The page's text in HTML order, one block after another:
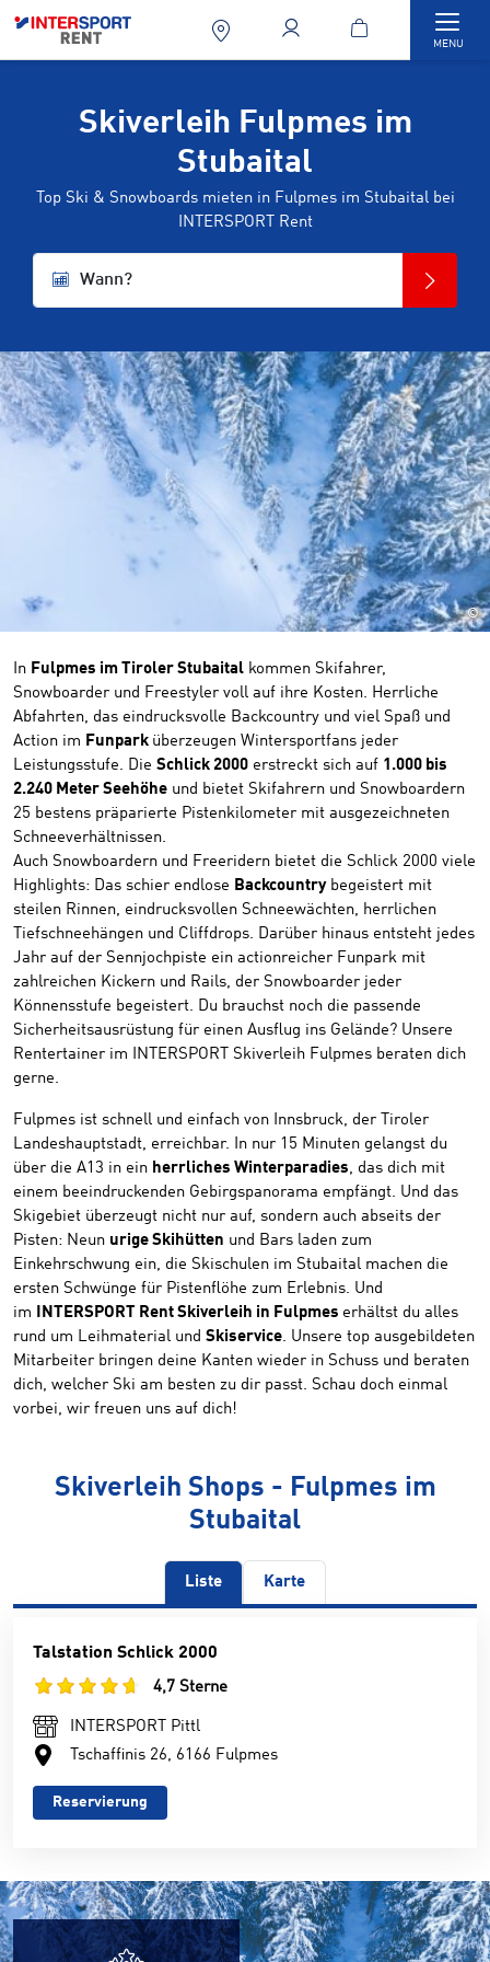
MENU
Skiverleih Fulpmes im
Stubaital
Top Ski & Snowboards mieten in Fulpmes im Stubaital bei
INTERSPORT Rent
Wann?
©
In Fulpmes im Tiroler Stubaital kommen Skifahrer,
Snowboarder und Freestyler voll auf ihre Kosten. Herrliche
Abfahrten, das eindrucksvolle Backcountry und viel Spaß und
Action im Funpark überzeugen Wintersportfans jeder
Leistungsstufe. Die Schlick 2000 erstreckt sich auf 1.000 bis
2.240 Meter Seehöhe und bietet Skifahrern und Snowboardern
25 bestens präparierte Pistenkilometer mit ausgezeichneten
Schneeverhältnissen.
Auch Snowboardern und Freeridern bietet die Schlick 2000 viele
Highlights: Das schier endlose Backcountrybegeistert mit
steilen Rinnen, eindrucksvollen Schneewächten, herrlichen
Tiefschneehängen und Cliffdrops. Darüber hinaus entsteht jedes
Jahr auf der Sennjochpiste ein actionreicher Funpark mit
zahlreichen Kickern und Rails, der Snowboarder jeder
Könnensstufe begeistert. Du brauchst noch die passende
Sicherheitsausrüstung für einen Ausflug ins Gelände? Unsere
Rentertainer im INTERSPORT Skiverleih Fulpmes beraten dich
gerne.
Fulpmes ist schnell und einfach von Innsbruck, der Tiroler
Landeshauptstadt, erreichbar. In nur 15 Minuten gelangst du
über die A13 in ein herrliches Winterparadies, das dich mit
einem beeindruckenden Gebirgspanorama empfängt. Und das
Skigebiet überzeugt nicht nur auf, sondern auch abseits der
Pisten: Neun urige Skihütten und Bars laden zum
Einkehrschwung ein, die Skischulen im Stubaital machen die
ersten Schwünge für Pistenflöhe zum Erlebnis. Und
im INTERSPORT Rent Skiverleih in Fulpmes erhältst du alles
rund um Leihmaterial und Skiservice. Unsere top ausgebildeten
Mitarbeiter bringen deine Kanten wieder in Schuss und beraten
dich, welcher Ski am besten zu dir passt. Schau doch einmal
vorbei, wir freuen uns auf dich!
Skiverleih Shops - Fulpmes im
Stubaital
Liste Karte
Talstation Schlick 2000
4,7 Sterne
INTERSPORT Pittl
Tschaffinis 26, 6166 Fulpmes
Reservierung